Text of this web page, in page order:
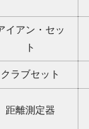
イアン・セッ
ト
クラブセット
距離測定器